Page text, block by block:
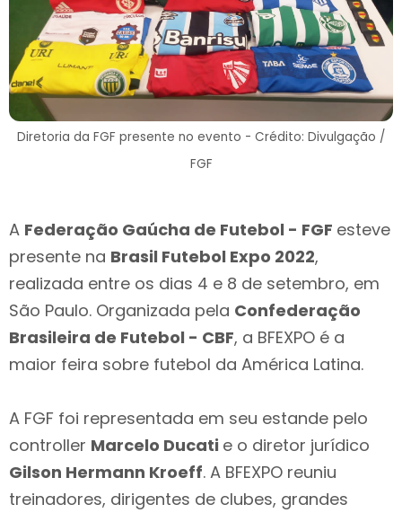
Diretoria da FGF presente no evento - Crédito: Divulgação /
FGF
A Federação Gaúcha de Futebol - FGF esteve
presente na Brasil Futebol Expo 2022,
realizada entre os dias 4 e 8 de setembro, em
São Paulo. Organizada pela Confederação
Brasileira de Futebol - CBF, a BFEXPO é a
maior feira sobre futebol da América Latina.
A FGF foi representada em seu estande pelo
controller Marcelo Ducati e o diretor jurídico
Gilson Hermann Kroeff. A BFEXPO reuniu
treinadores, dirigentes de clubes, grandes